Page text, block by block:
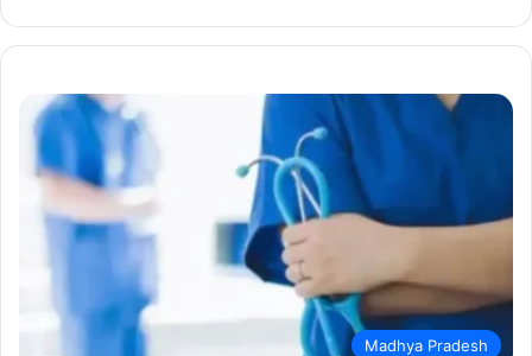
Madhya Pradesh